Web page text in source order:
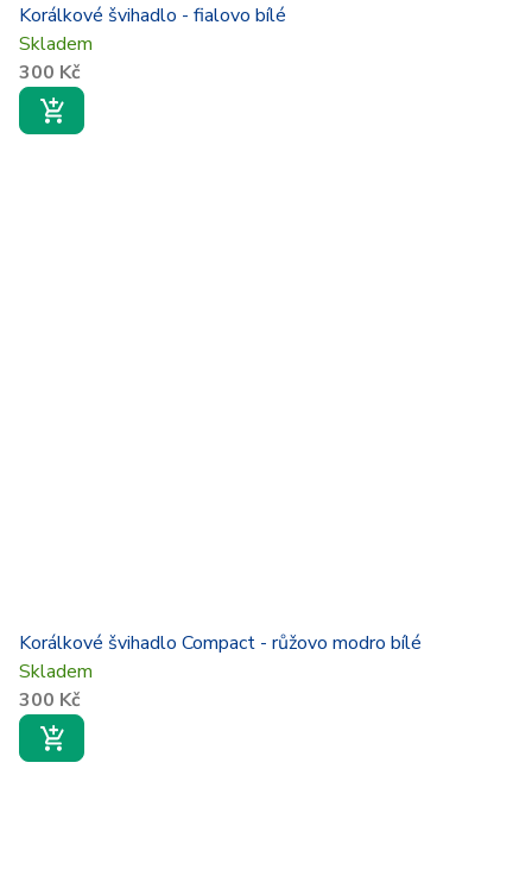
Korálkové švihadlo - fialovo bílé
Skladem
300 Kč
Korálkové švihadlo Compact - růžovo modro bílé
Skladem
300 Kč